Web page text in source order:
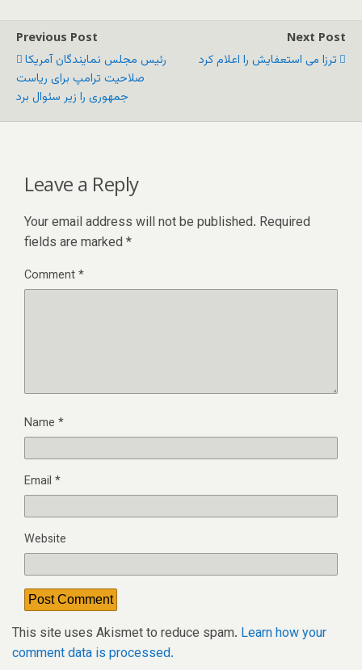
Previous Post
رئیس مجلس نمایندگان آمریکا
صلاحیت ترامپ برای ریاست
جمهوری را زیر سئوال برد
Next Post
ترزا می استعفایش را اعلام کرد
Leave a Reply
Your email address will not be published. Required
fields are marked *
Comment*
Name *
Email *
Website
This site uses Akismet to reduce spam. Learn how your
comment data is processed.